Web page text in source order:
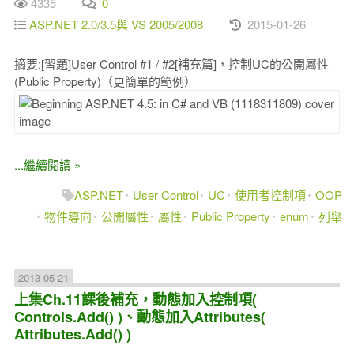
ASP.NET 2.0/3.5與 VS 2005/2008
2015-01-26
摘要:[習題]User Control #1 / #2[補充篇]，控制UC的公開屬性
(Public Property)（更簡單的範例）
...繼續閱讀 »
ASP.NET
User Control UC 使用者控制項 OOP
物件導向
公開屬性 屬性 Public Property enum 列舉
2013-05-21
上集Ch.11課後補充，動態加入控制項(
Controls.Add() )、動態加入Attributes(
Attributes.Add() )